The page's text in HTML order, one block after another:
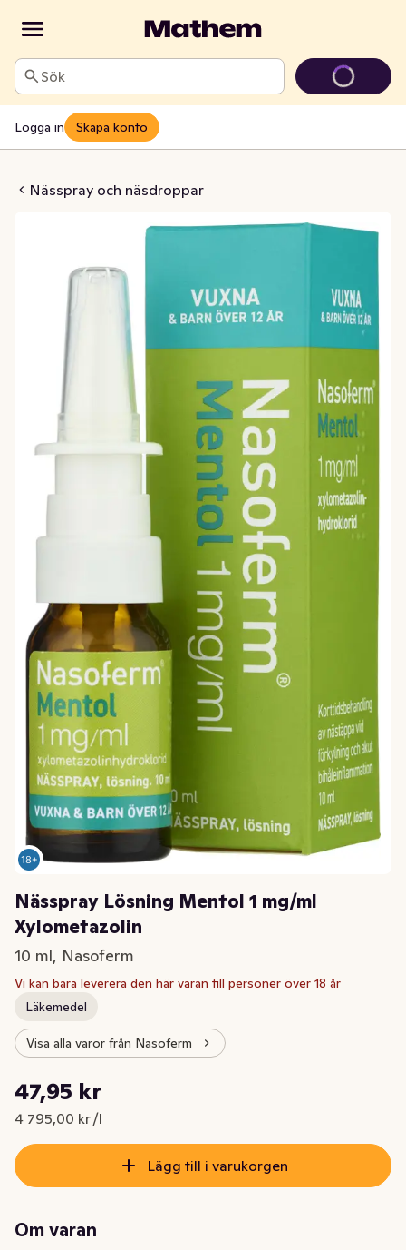
Sök
Logga in Skapa konto
Nässpray och näsdroppar
1 mg/ml Xylometazolin
Nässpray Lösning Mentol 1 mg/ml
Xylometazolin
10 ml, Nasoferm
Vi kan bara leverera den här varan till personer över 18 år
Läkemedel
Visa alla varor från Nasoferm
Nuvarande pris är: 47,95 kr
47,95 kr
4 795,00 kr /l
Styckpris: 4 795,00 kr /l
Lägg till i varukorgen
Om varan